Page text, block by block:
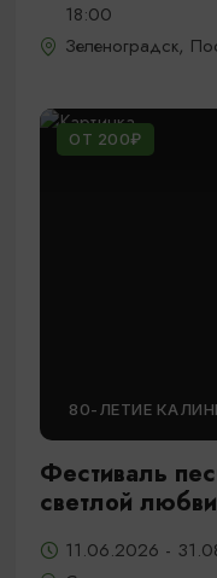
18:00
Зеленоградск,
ОТ 200₽
80-ЛЕТИЕ
Фестиваль
светлой
11.06.2026 -